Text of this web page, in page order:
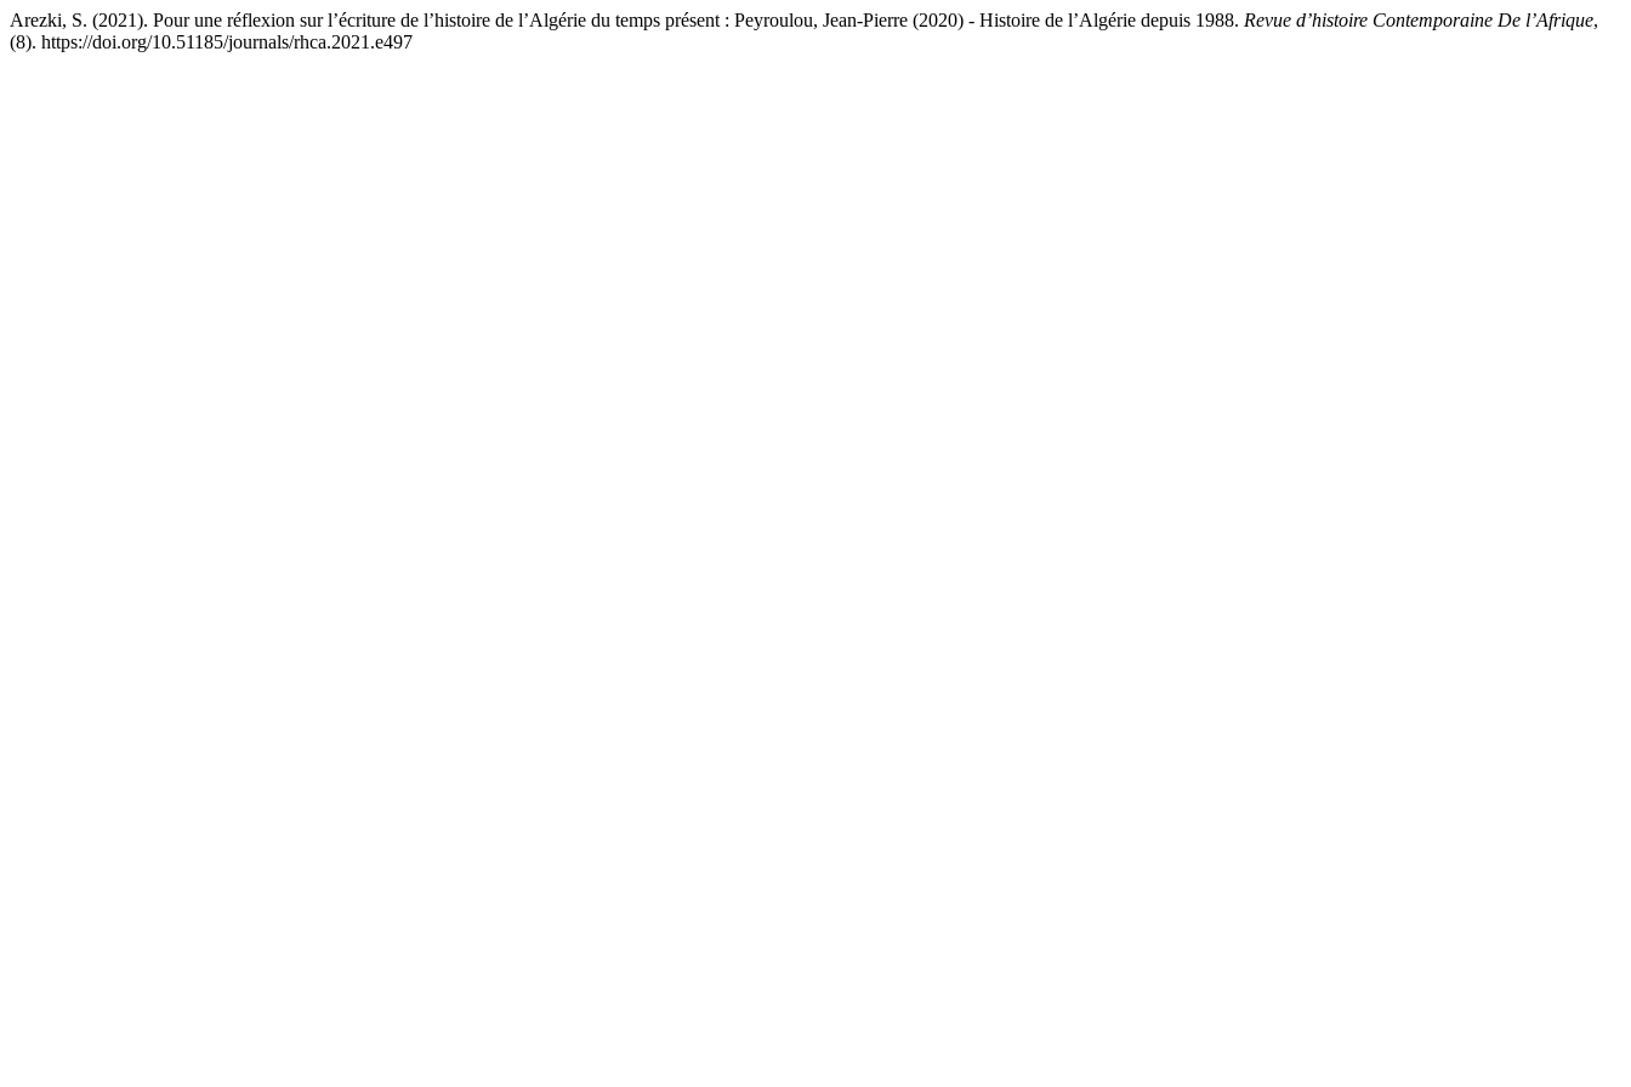
Arezki, S. (2021). Pour une réflexion sur l’écriture de l’histoire de l’Algérie du temps présent : Peyroulou, Jean-Pierre (2020) - Histoire de l’Algérie depuis 1988. Revue d’histoire Contemporaine De l’Afrique,
(8). https://doi.org/10.51185/journals/rhca.2021.e497